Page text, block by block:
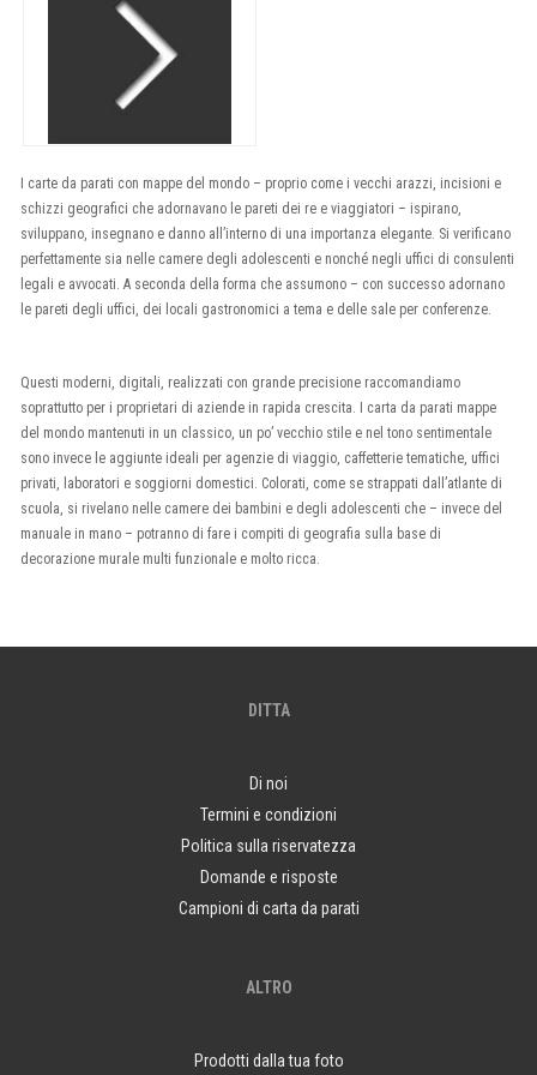
I carte da parati con mappe del mondo – proprio come i vecchi arazzi, incisioni e
schizzi geografici che adornavano le pareti dei re e viaggiatori – ispirano,
sviluppano, insegnano e danno all’interno di una importanza elegante. Si verificano
perfettamente sia nelle camere degli adolescenti e nonché negli uffici di consulenti
legali e avvocati. A seconda della forma che assumono – con successo adornano
le pareti degli uffici, dei locali gastronomici a tema e delle sale per conferenze.
Questi moderni, digitali, realizzati con grande precisione raccomandiamo
soprattutto per i proprietari di aziende in rapida crescita. I carta da parati mappe
del mondo mantenuti in un classico, un po’ vecchio stile e nel tono sentimentale
sono invece le aggiunte ideali per agenzie di viaggio, caffetterie tematiche, uffici
privati, laboratori e soggiorni domestici. Colorati, come se strappati dall’atlante di
scuola, si rivelano nelle camere dei bambini e degli adolescenti che – invece del
manuale in mano – potranno di fare i compiti di geografia sulla base di
decorazione murale multi funzionale e molto ricca.
DITTA
Di noi
Termini e condizioni
Politica sulla riservatezza
Domande e risposte
Campioni di carta da parati
ALTRO
Prodotti dalla tua foto